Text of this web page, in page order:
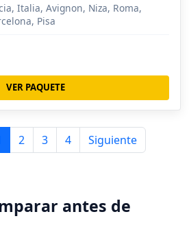
Italia, Avignon, Niza, Roma,
Pisa
VER PAQUETE
2 3 4 Siguiente
antes de